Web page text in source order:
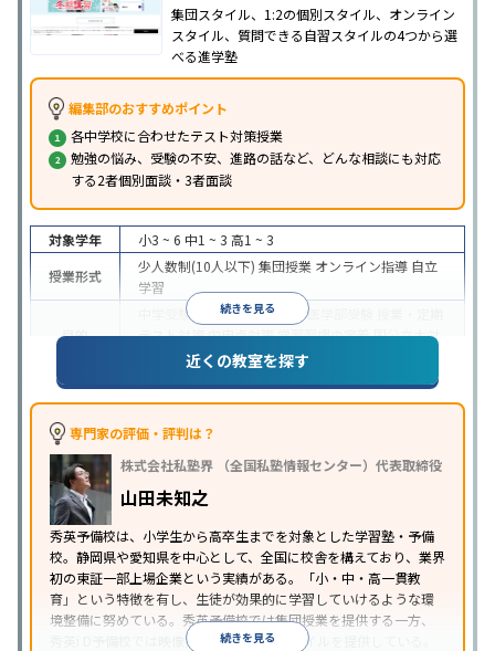
集団スタイル、1:2の個別スタイル、オンライン
スタイル、質問できる自習スタイルの4つから選
べる進学塾
編集部のおすすめポイント
各中学校に合わせたテスト対策授業
勉強の悩み、受験の不安、進路の話など、どんな相談にも対応
する2者個別面談・3者面談
続きを見る
対象学年 小3 ~ 6 中1 ~ 3 高1 ~ 3
授業形式
少人数制(10人以下) 集団授業 オンライン指導 自立
学習
目的
中学受験 高校受験大学受験 医学部受験
テスト対策内申点対策学習習慣の定着国公立大対
私大対策共通テスト対策英検(英語検定)対策
特徴
入塾に学力基準あり授業の振替可能学習にPC・タ
ブレットを利用オンライン対応1科目から受講可能
季節講習のみの受講可
※2023年10月調査。
近くの教室を探す
専門家の評価・評判は？
株式会社私塾界 （全国私塾情報センター）代表取締役
山田未知之
秀英予備校は、小学生から高卒生までを対象とした学習塾・予備
校。静岡県や愛知県を中心として、全国に校舎を構えており、業界
初の東証一部上場企業という実績がある。「小・中・高一貫教
育」という特徴を有し、生徒が効果的に学習していけるような環
境整備に努めている。秀英予備校では集団授業を提供する一方、
秀英i D予備校では映像授業による学習スタイルを提供している。
続きを見る